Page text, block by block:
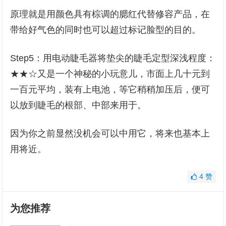
原理就是用颜色具有棕调的腮红代替修容产品，在
带给好气色的同时也可以超过标记脸型的目的。
Step5：用电动睫毛器将垫尖的睫毛定型深浅程度：
★★☆又是一个神秘的小玩意儿，市面上几十元到
一百元平均，装有上电池，等它稍稍加压后，便可
以放到睫毛的根部、中部来用于。
因为你之前显然没机会可以中用它，将来也基本上
用将近。
4 赞
为您推荐